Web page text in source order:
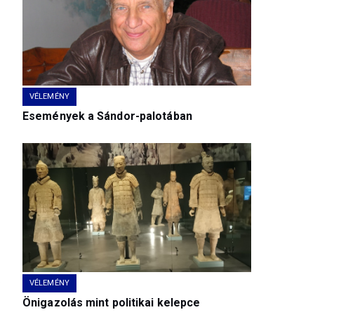
VÉLEMÉNY
Események a Sándor-palotában
VÉLEMÉNY
Önigazolás mint politikai kelepce